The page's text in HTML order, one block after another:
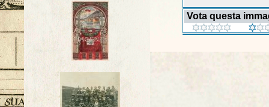
Vota questa